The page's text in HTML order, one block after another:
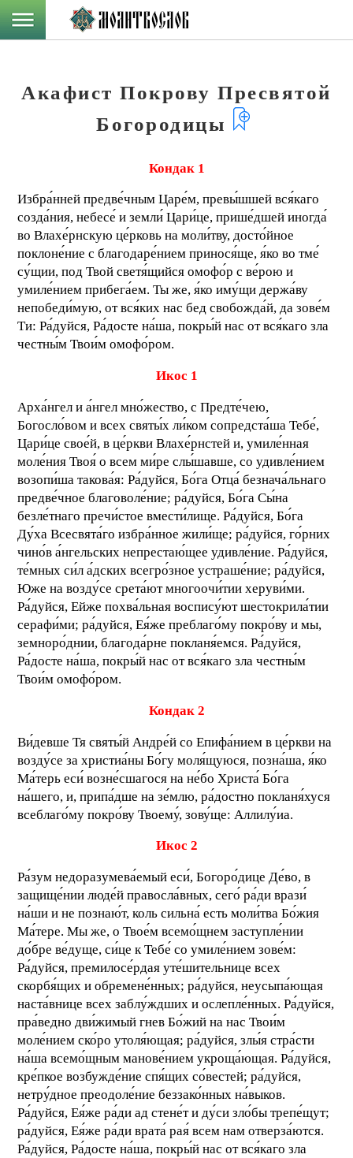
Акафист Покрову Пресвятой
Богородицы
Кондак 1
Избра́нней предве́чным Царе́м, превы́шшей вся́каго
созда́ния, небесе́ и земли́ Цари́це, прише́дшей иногда́
во Влахе́рнскую це́рковь на моли́тву, досто́йное
поклоне́ние с благодаре́нием принося́ще, я́ко во тме́
су́щии, под Твой светя́щийся омофо́р с ве́рою и
умиле́нием прибега́ем. Ты же, я́ко иму́щи держа́ву
непобеди́мую, от вся́ких нас бед свобожда́й, да зове́м
Ти: Ра́дуйся, Ра́досте на́ша, покры́й нас от вся́каго зла
честны́м Твои́м омофо́ром.
Икос 1
Арха́нгел и а́нгел мно́жество, с Предте́чею,
Богосло́вом и всех святы́х ли́ком сопредста́ша Тебе́,
Цари́це свое́й, в це́ркви Влахе́рнстей и, умиле́нная
моле́ния Твоя́ о всем ми́ре слы́шавше, со удивле́нием
возопи́ша такова́я: Ра́дуйся, Бо́га Отца́ безнача́льнаго
предве́чное благоволе́ние; ра́дуйся, Бо́га Сы́на
безле́тнаго пречи́стое вмести́лище. Ра́дуйся, Бо́га
Ду́ха Всесвята́го избра́нное жили́ще; ра́дуйся, го́рних
чино́в а́нгельских непрестаю́щее удивле́ние. Ра́дуйся,
те́мных си́л а́дских всегро́зное устраше́ние; ра́дуйся,
Юже на возду́се срета́ют многоочи́тии херуви́ми.
Ра́дуйся, Ейже похва́льная воспису́ют шестокрила́тии
серафи́ми; ра́дуйся, Ея́же преблаго́му покро́ву и мы,
земноро́днии, благода́рне покланя́емся. Ра́дуйся,
Ра́досте на́ша, покры́й нас от вся́каго зла честны́м
Твои́м омофо́ром.
Кондак 2
Ви́девше Тя святы́й Андре́й со Епифа́нием в це́ркви на
возду́се за христиа́ны Бо́гу моля́щуюся, позна́ша, я́ко
Ма́терь еси́ возне́сшагося на не́бо Христа́ Бо́га
на́шего, и, припа́дше на зе́млю, ра́достно покланя́хуся
всеблаго́му покро́ву Твоему́, зову́ще: Аллилу́иа.
Икос 2
Ра́зум недоразумева́емый еси́, Богоро́дице Де́во, в
защище́нии люде́й правосла́вных, сего́ ра́ди врази́
на́ши и не познаю́т, коль сильна́ есть моли́тва Бо́жия
Ма́тере. Мы же, о Твое́м всемо́щнем заступле́нии
до́бре ве́дуще, си́це к Тебе́ со умиле́нием зове́м:
Ра́дуйся, премилосе́рдая уте́шительнице всех
скорбя́щих и обремене́нных; ра́дуйся, неусыпа́ющая
наста́внице всех заблу́ждших и ослепле́нных. Ра́дуйся,
пра́ведно дви́жимый гнев Бо́жий на нас Твои́м
моле́нием ско́ро утоля́ющая; ра́дуйся, злы́я стра́сти
на́ша всемо́щным манове́нием укроща́ющая. Ра́дуйся,
кре́пкое возбужде́ние спя́щих со́вестей; ра́дуйся,
нетру́дное преодоле́ние беззако́нных на́выков.
Ра́дуйся, Ея́же ра́ди ад стене́т и ду́си зло́бы трепе́щут;
ра́дуйся, Ея́же ра́ди врата́ рая́ всем нам отверза́ются.
Ра́дуйся, Ра́досте на́ша, покры́й нас от вся́каго зла